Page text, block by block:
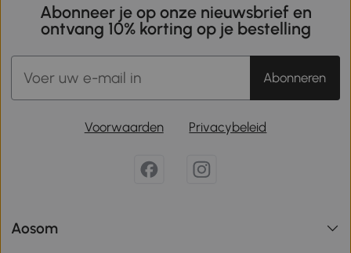
Abonneer je op onze nieuwsbrief en
ontvang 10% korting op je bestelling
Abonneren
Voorwaarden Privacybeleid
Aosom